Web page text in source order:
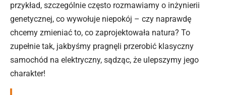
przykład, szczególnie często rozmawiamy o inżynierii
genetycznej, co wywołuje niepokój – czy naprawdę
chcemy zmieniać to, co zaprojektowała natura? To
zupełnie tak, jakbyśmy pragnęli przerobić klasyczny
samochód na elektryczny, sądząc, że ulepszymy jego
charakter!